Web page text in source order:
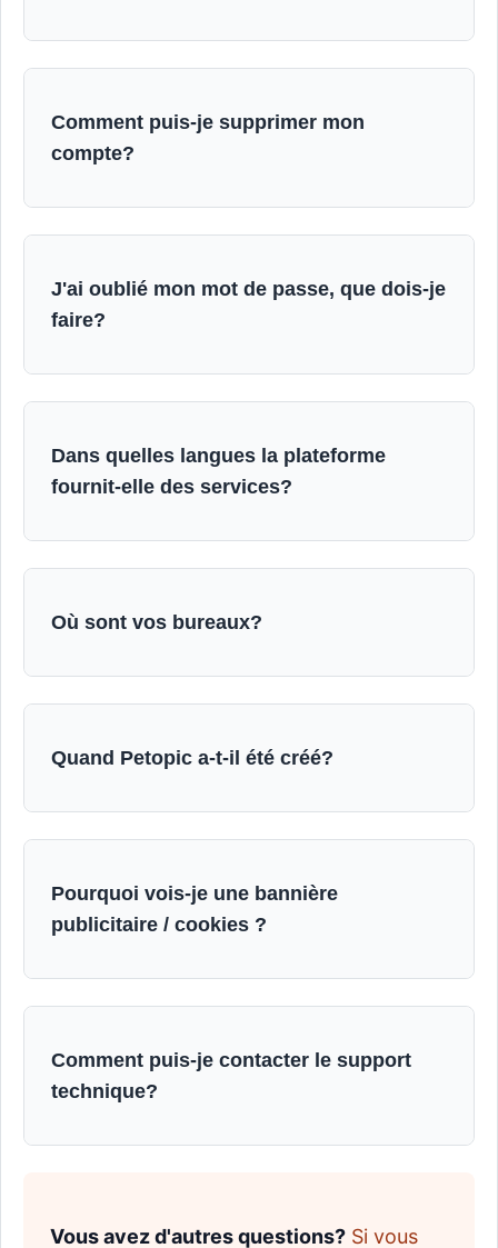
Comment puis-je supprimer mon
compte?
J'ai oublié mon mot de passe, que dois-je
faire?
Dans quelles langues la plateforme
fournit-elle des services?
Où sont vos bureaux?
Quand Petopic a-t-il été créé?
Pourquoi vois-je une bannière
publicitaire / cookies ?
Comment puis-je contacter le support
technique?
Vous avez d'autres questions? Si vous